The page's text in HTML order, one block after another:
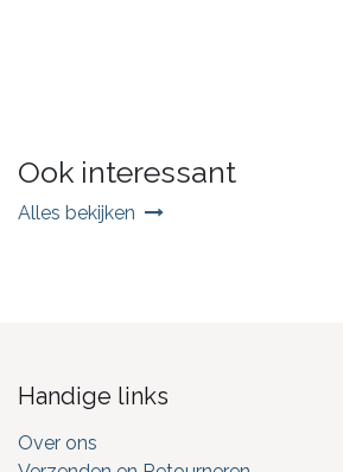
Ook interessant
Alles bekijken
Handige links
Over ons